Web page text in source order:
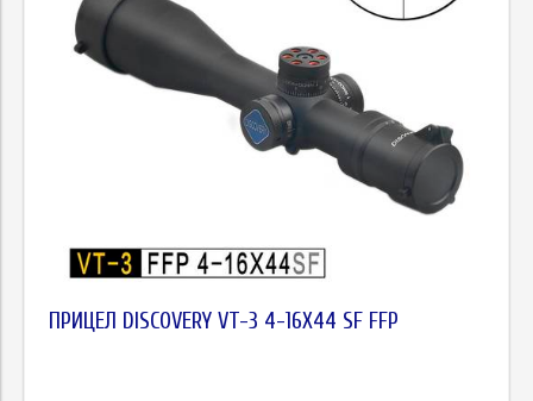
ПРИЦЕЛ DISCOVERY VT-3 4-16X44 SF FFP